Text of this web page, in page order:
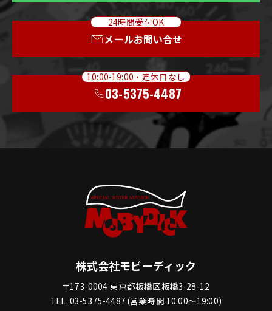
24時間受付OK
メールお問い合せ
10:00-19:00・定休日なし
03-5375-4487
株式会社モビーディック
〒173-0004 東京都板橋区板橋3-28-12
TEL. 03-5375-4487 (営業時間 10:00〜19:00)